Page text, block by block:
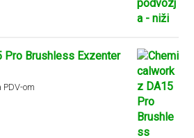
Pro Brushless Exzenter
PDV-om